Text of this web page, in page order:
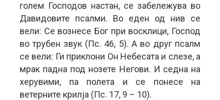
голем Господов настан, се забележува во
Давидовите псалми. Во еден од нив се
вели: Се вознесе Бог при восклици, Господ
во трубен звук (Пс. 46, 5). А во друг псалм
се вели: Ги приклони Он Небесата и слезе, а
мрак падна под нозете Негови. И седна на
херувими, па полета и се понесе на
ветерните крилја (Пс. 17, 9 – 10).